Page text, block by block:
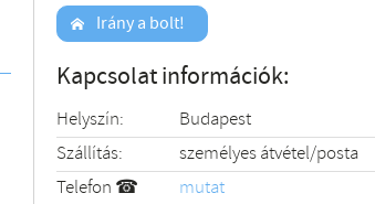
Irány a bolt!
Kapcsolat információk:
Helyszín:
Budapest
Szállítás:
személyes átvétel/posta
Telefon ☎
mutat